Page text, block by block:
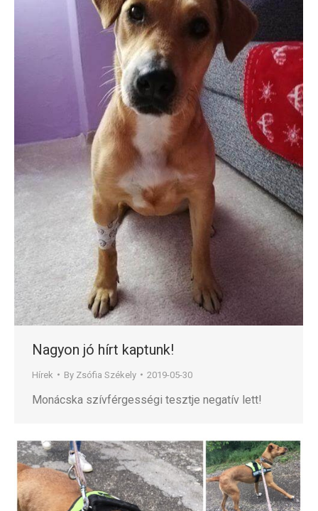
Nagyon jó hírt kaptunk!
Hírek By Zsófia Székely 2019-05-30
Monácska szívférgességi tesztje negatív lett!